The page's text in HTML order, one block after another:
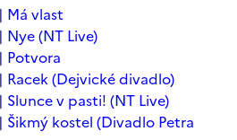
Má vlast
Nye (NT Live)
Potvora
Racek (Dejvické divadlo)
v pasti! (NT Live)
Šikmý kostel (Divadlo Petra